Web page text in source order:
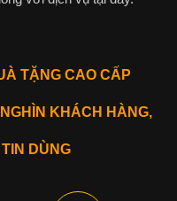
TẶNG CAO CẤP
KHÁCH HÀNG,
DÙNG